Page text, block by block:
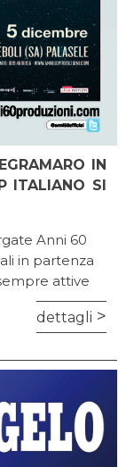
IN
ITALIANO SI
Anni 60
in partenza
attive
dettagli